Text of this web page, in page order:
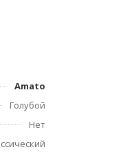
Amato
Голубой
Нет